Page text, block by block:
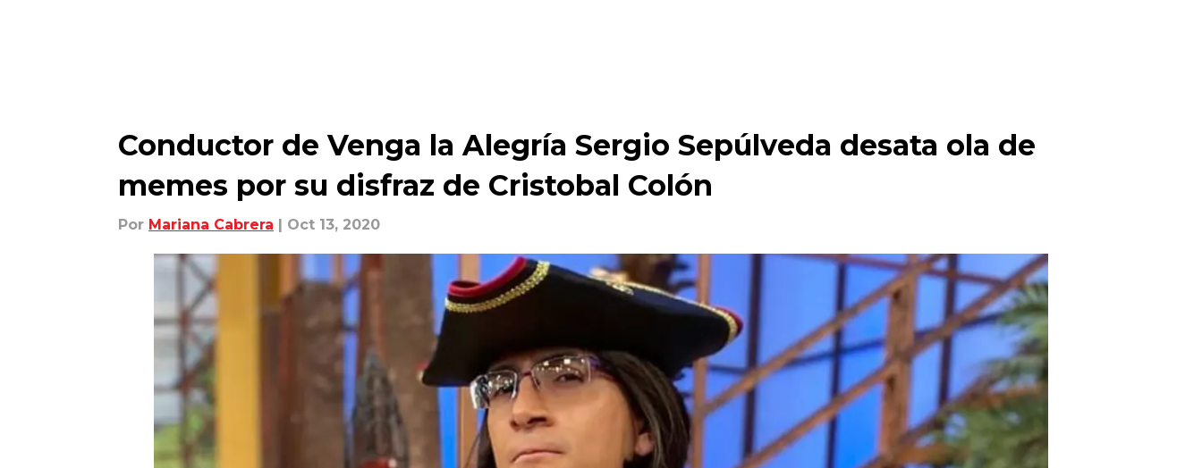
Conductor de Venga la Alegría Sergio Sepúlveda desata ola de
memes por su disfraz de Cristobal Colón
Por Mariana Cabrera | Oct 13, 2020